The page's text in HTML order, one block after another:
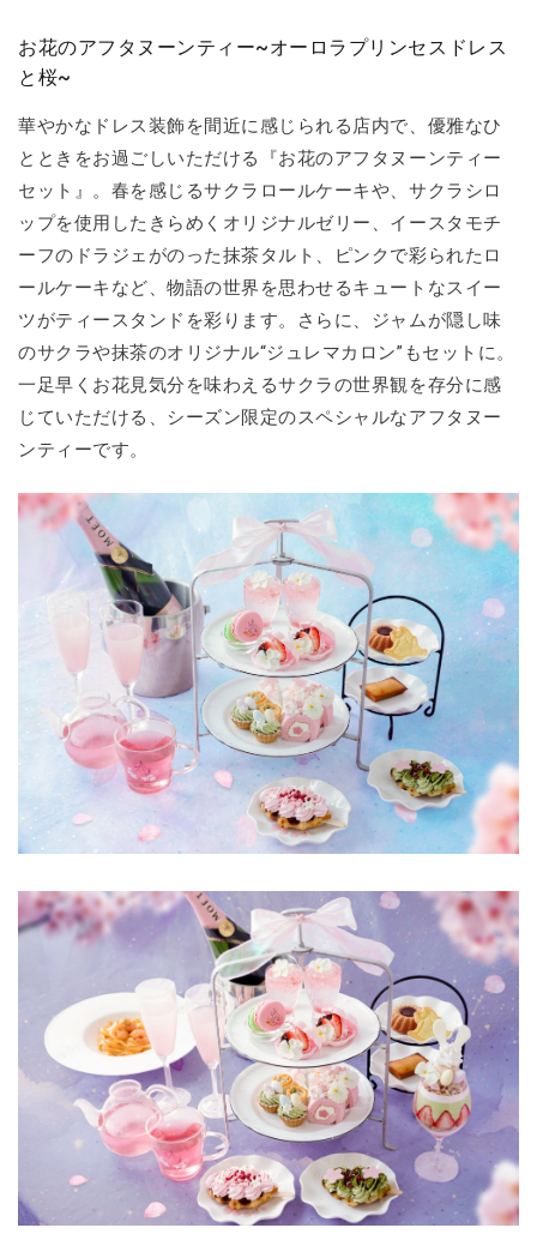
お花のアフタヌーンティー~オーロラプリンセスドレス
と桜~
華やかなドレス装飾を間近に感じられる店内で、優雅なひ
とときをお過ごしいただける『お花のアフタヌーンティー
セット』。春を感じるサクラロールケーキや、サクラシロ
ップを使用したきらめくオリジナルゼリー、イースタモチ
ーフのドラジェがのった抹茶タルト、ピンクで彩られたロ
ールケーキなど、物語の世界を思わせるキュートなスイー
ツがティースタンドを彩ります。さらに、ジャムが隠し味
のサクラや抹茶のオリジナル“ジュレマカロン”もセットに。
一足早くお花見気分を味わえるサクラの世界観を存分に感
じていただける、シーズン限定のスペシャルなアフタヌー
ンティーです。